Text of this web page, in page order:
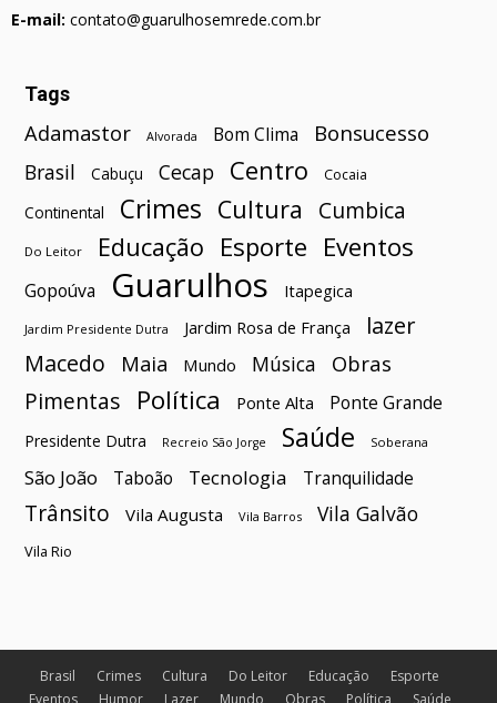
E-mail: contato@guarulhosemrede.com.br
Tags
Adamastor Alvorada Bom Clima Bonsucesso
Brasil Cabuçu Cecap Centro Cocaia
Continental Crimes Cultura Cumbica
Do Leitor Educação Esporte Eventos
Gopoúva Guarulhos Itapegica
Jardim Presidente Dutra Jardim Rosa de França
lazer
Macedo
Maia Mundo Música Obras
Pimentas Política Ponte Alta Ponte Grande
Presidente Dutra Recreio São Jorge Saúde Soberana
São João Taboão Tecnologia Tranquilidade
Trânsito Vila Augusta Vila Barros Vila Galvão
Vila Rio
Brasil Crimes Cultura Do Leitor Educação
Esporte
Eventos
Humor Lazer Mundo Obras Política Saúde